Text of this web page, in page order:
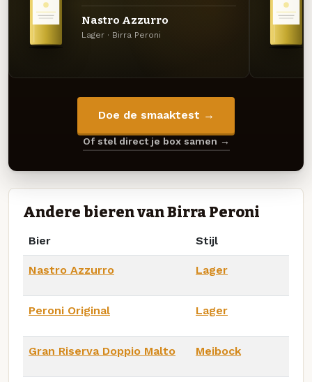
Nastro Azzurro
Lager · Birra Peroni
Doe de smaaktest →
Of stel direct je box samen →
Andere bieren van Birra Peroni
Bier Stijl
Nastro Azzurro Lager
Peroni Original Lager
Gran Riserva Doppio Malto Meibock